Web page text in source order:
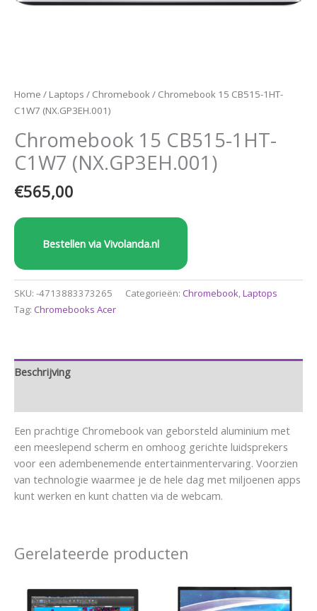
Home / Laptops / Chromebook/ Chromebook 15 CB515-1HT-
C1W7 (NX.GP3EH.001)
Chromebook 15 CB515-1HT-
C1W7 (NX.GP3EH.001)
€565,00
Bestellen via Vivolanda.nl
SKU: -4713883373265 Categorieën: Chromebook,Laptops
Tag: Chromebooks Acer
Beschrijving
Een prachtige Chromebook van geborsteld aluminium met
een meeslepend scherm en omhoog gerichte luidsprekers
voor een adembenemende entertainmentervaring. Voorzien
van technologie waarmee je de hele dag met miljoenen apps
kunt werken en kunt chatten via de webcam.
Gerelateerde producten